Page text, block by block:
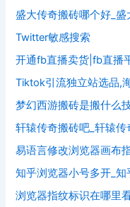
盛大传奇搬砖哪个好_盛
Twitter敏感搜索
开通fb直播卖货|fb直播
Tiktok引流独立站选品,
梦幻西游搬砖是搬什么
轩辕传奇搬砖吧_轩辕传
易语言修改浏览器画布
知乎浏览器小号多开_
浏览器指纹标识在哪里